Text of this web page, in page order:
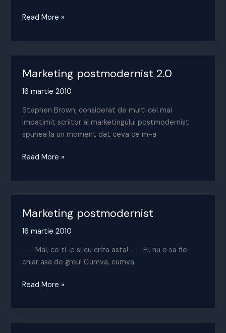
Visand
Read More »
Marketing postmodernist 2.0
16 martie 2010
Stephen Brown, considerat de multi cel mai
impatimit scriitor al marketingului postmodernist
spunea la un moment dat ceva ce m-a
Marketing
Read More »
Marketing postmodernist
16 martie 2010
– Mai, ce ti-e si cu criza asta! – Ei, nu o sa fie
chiar asa de greu! Cumva, cumva
Marketing
Read More »